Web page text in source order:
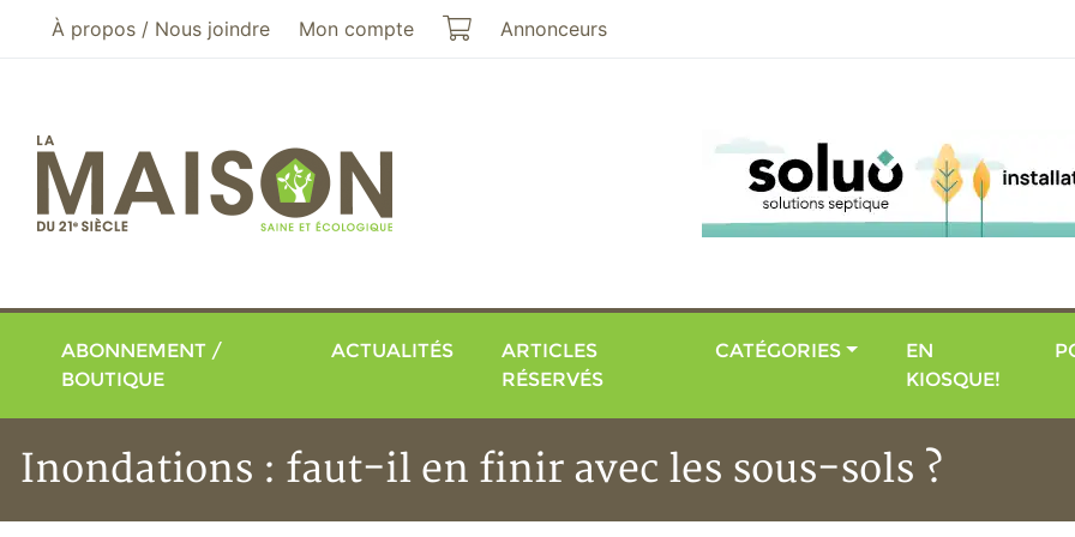
Aller au menu principal
Aller au contenu principal
À propos / Nous joindre Mon compte Mon panier
Annonceurs
ABONNEMENT /
BOUTIQUE
ACTUALITÉS
ARTICLES
RÉSERVÉS
CATÉGORIES
EN
KIOSQUE!
Inondations : faut-il en finir avec les sous-sols ?